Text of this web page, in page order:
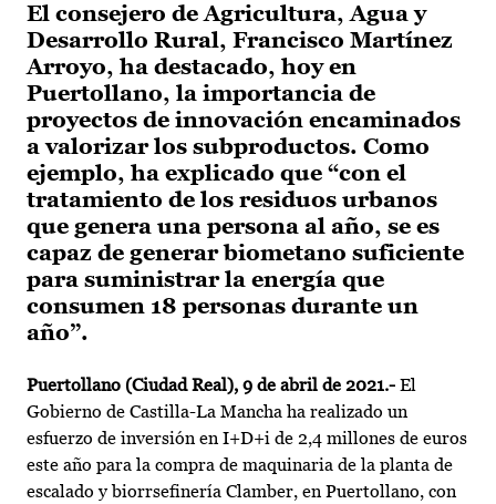
El consejero de Agricultura, Agua y
Desarrollo Rural, Francisco Martínez
Arroyo, ha destacado, hoy en
Puertollano, la importancia de
proyectos de innovación encaminados
a valorizar los subproductos. Como
ejemplo, ha explicado que “con el
tratamiento de los residuos urbanos
que genera una persona al año, se es
capaz de generar biometano suficiente
para suministrar la energía que
consumen 18 personas durante un
año”.
Puertollano (Ciudad Real), 9 de abril de 2021.- El
Gobierno de Castilla-La Mancha ha realizado un
esfuerzo de inversión en I+D+i de 2,4 millones de euros
este año para la compra de maquinaria de la planta de
escalado y biorrsefinería Clamber, en Puertollano, con